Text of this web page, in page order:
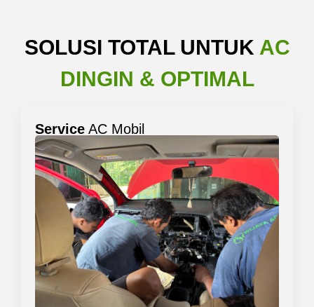
SOLUSI TOTAL UNTUK AC
DINGIN & OPTIMAL
Service AC Mobil